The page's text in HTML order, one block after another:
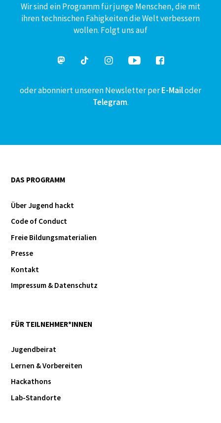
Wir sind ein Programm für junge Menschen, die mit
ihren technischen Fähigkeiten die Welt verbessern
wollen. Folgt uns auf
oder abonniert unseren Newsletter perE-Mailoder
Telegram.
DAS PROGRAMM
Über Jugend hackt
Code of Conduct
Freie Bildungsmaterialien
Presse
Kontakt
Impressum & Datenschutz
FÜR TEILNEHMER*INNEN
Jugendbeirat
Lernen & Vorbereiten
Hackathons
Lab-Standorte